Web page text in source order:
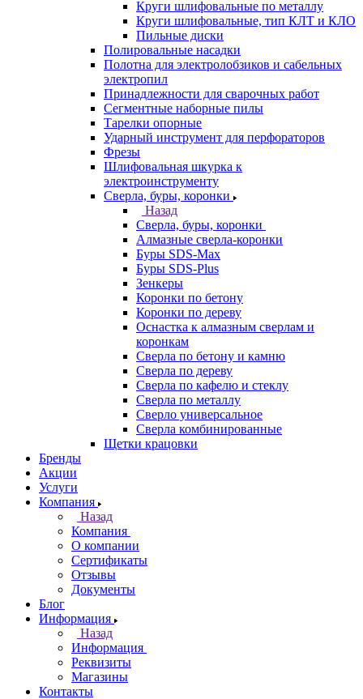
Круги шлифовальные по металлу
Круги шлифовальные, тип КЛТ и КЛО
Пильные диски
Полировальные насадки
Полотна для электролобзиков и сабельных
электропил
Принадлежности для сварочных работ
Сегментные наборные пилы
Тарелки опорные
Ударный инструмент для перфораторов
Фрезы
Шлифовальная шкурка к
электроинструменту
Сверла, буры, коронки
Назад
Сверла, буры, коронки
Алмазные сверла-коронки
Буры SDS-Max
Буры SDS-Plus
Зенкеры
Коронки по бетону
Коронки по дереву
Оснастка к алмазным сверлам и
коронкам
Сверла по бетону и камню
Сверла по дереву
Сверла по кафелю и стеклу
Сверла по металлу
Сверло универсальное
Сверла комбинированные
Щетки крацовки
Бренды
Акции
Услуги
Компания
Назад
Компания
О компании
Сертификаты
Отзывы
Документы
Блог
Информация
Назад
Информация
Реквизиты
Магазины
Контакты